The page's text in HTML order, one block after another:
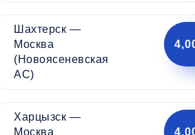
Шахтерск —
Москва
(Новоясеневская
АС)
Харцызск —
Москва